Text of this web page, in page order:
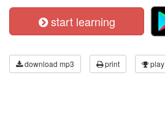
start learning
download mp3 print play